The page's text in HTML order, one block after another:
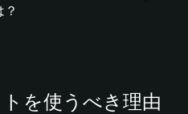
を使うべき理由